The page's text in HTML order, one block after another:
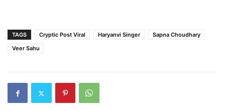
TAGS Cryptic Post Viral Haryanvi Singer
Sapna Choudhary
Veer Sahu